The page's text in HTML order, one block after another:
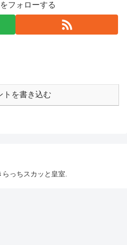
フォローする
トを書き込む
っちスカッと皇室.